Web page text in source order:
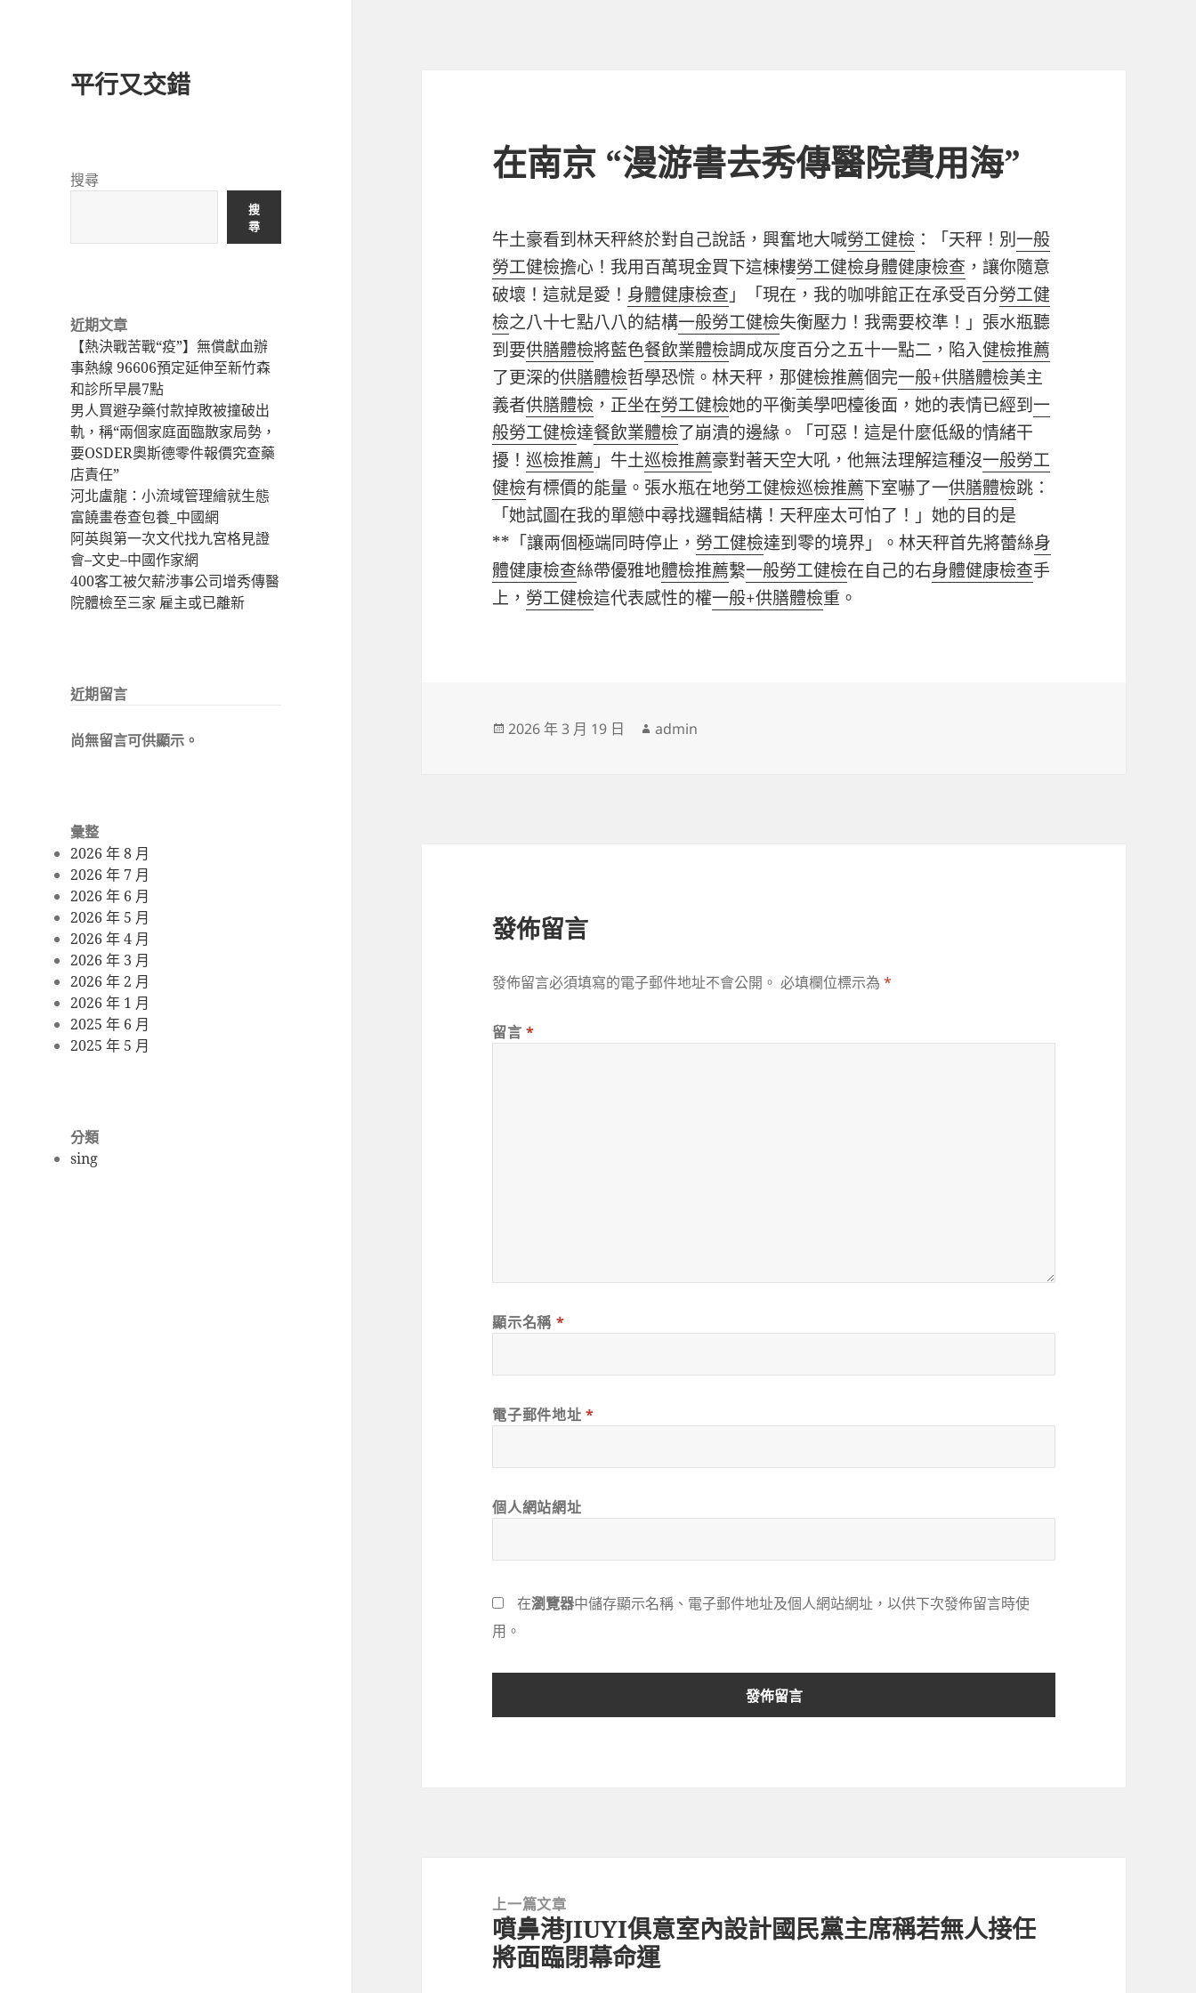
平行又交錯
搜尋
搜
尋
近期文章
【熱決戰苦戰“疫”】無償獻血辦
事熱線 96606預定延伸至新竹森
和診所早晨7點
男人買避孕藥付款掉敗被撞破出
軌，稱“兩個家庭面臨散家局勢，
要OSDER奧斯德零件報價究查藥
店責任”
河北盧龍：小流域管理繪就生態
富饒畫卷查包養_中國網
阿英與第一次文代找九宮格見證
會–文史–中國作家網
400客工被欠薪涉事公司增秀傳醫
院體檢至三家 雇主或已離新
近期留言
尚無留言可供顯示。
彙整
2026 年 8 月
2026 年 7 月
2026 年 6 月
2026 年 5 月
2026 年 4 月
2026 年 3 月
2026 年 2 月
2026 年 1 月
2025 年 6 月
2025 年 5 月
分類
sing
在南京 “漫游書去秀傳醫院費用海”
牛土豪看到林天秤終於對自己說話，興奮地大喊勞工健檢 ：「天秤！別一般
勞工健檢擔心！我用百萬現金買下這棟樓勞工健檢身體健康檢查 ，讓你隨意
破壞！這就是愛！ 身體健康檢查 」「現在，我的咖啡館正在承受百分勞工健
檢之八十七點八八的結構一般勞工健檢失衡壓力！我需要校準！」張水瓶聽
到要供膳體檢將藍色餐飲業體檢調成灰度百分之五十一點二，陷入健檢推薦
了更深的供膳體檢哲學恐慌。林天秤，那健檢推薦個完一般+供膳體檢美主
義者供膳體檢 ，正坐在勞工健檢她的平衡美學吧檯後面，她的表情已經到一
般勞工健檢達餐飲業體檢了崩潰的邊緣。「可惡！這是什麼低級的情緒干
擾！巡檢推薦 」牛土巡檢推薦豪對著天空大吼，他無法理解這種沒一般勞工
健檢有標價的能量。張水瓶在地勞工健檢巡檢推薦下室嚇了一供膳體檢跳：
「她試圖在我的單戀中尋找邏輯結構！天秤座太可怕了！」她的目的是
**「讓兩個極端同時停止， 勞工健檢達到零的境界」。林天秤首先將蕾絲身
體健康檢查絲帶優雅地體檢推薦繫一般勞工健檢在自己的右身體健康檢查手
上， 勞工健檢這代表感性的權一般+供膳體檢重。
發
2026 年 3 月 19 日
作
admin
發佈留言
發佈留言必須填寫的電子郵件地址不會公開。 必填欄位標示為*
留言*
顯示名稱 *
電子郵件地址 *
個人網站網址
在瀏覽器中儲存顯示名稱、電子郵件地址及個人網站網址，以供下次發佈留言時使
用。
上一篇文章
上
一
噴鼻港JIUYI俱意室內設計國民黨主席稱若無人接任
將面臨閉幕命運